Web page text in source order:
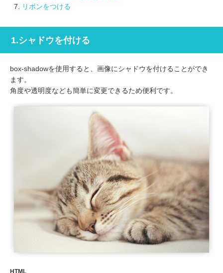
リボンをつける
1.シャドウを付ける
box-shadowを使用すると、画像にシャドウを付けることができ
ます。
角度や透明度なども簡単に変更できるため便利です。
HTML